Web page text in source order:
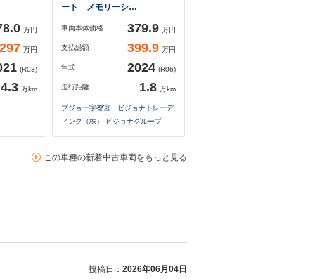
万円
297 万円
(R03)
4.3 万km
ート メモリーシ…
車両本体価格 379.9 万円
支払総額 399.9 万円
年式 2024 (R06)
走行距離 1.8 万km
プジョー宇都宮 ビジョナトレーデ
ィング（株） ビジョナグループ
この車種の新着中古車両をもっと見る
投稿日： 2026年06月04日